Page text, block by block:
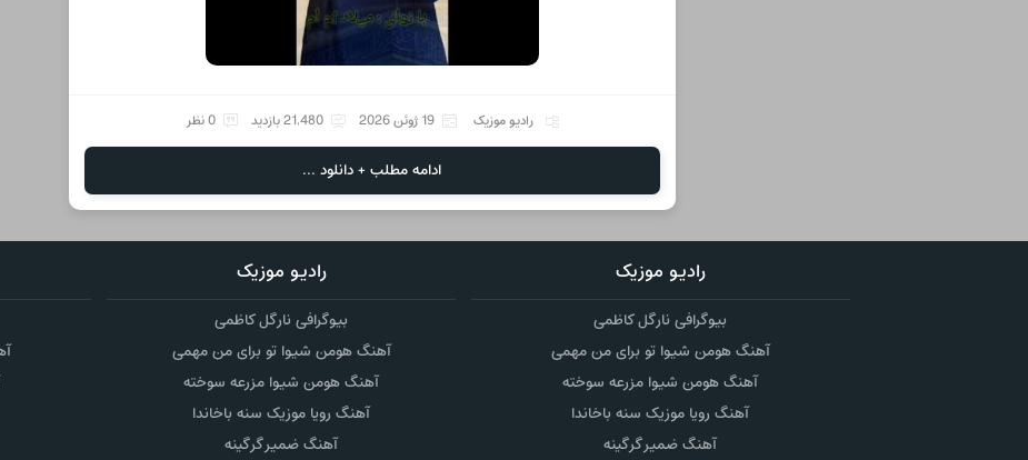
رادیو موزیک 19 ژوئن 2026 21,480 بازدید 0 نظر
ادامه مطلب + دانلود ...
رادیو موزیک
بیوگرافی نارگل کاظمی
آهنگ هومن شیوا تو برای من مهمی
آهنگ هومن شیوا مزرعه سوخته
آهنگ رویا موزیک سنه باخاندا
آهنگ ضمیر گرگینه
رادیو موزیک
بیوگرافی نارگل کاظمی
آهنگ هومن شیوا تو برای من مهمی
آهنگ هومن شیوا مزرعه سوخته
آهنگ رویا موزیک سنه باخاندا
آهنگ ضمیر گرگینه